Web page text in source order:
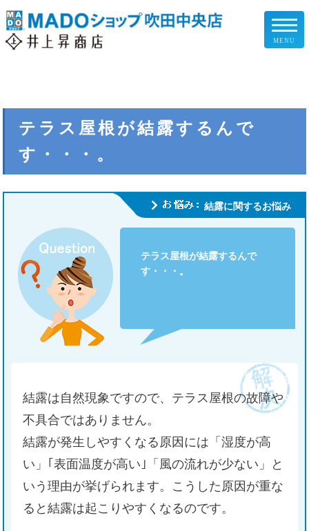
お客様の声
リフォームの流れ
企業情報
スタッフ紹介
住まいのお悩み解決策
プライバシーポリシー
採用情報
MENU
テラス屋根が結露するんで
す・・・。
結露に関するお悩み
テラス屋根が結露するんで
す・・・。
結露は自然現象ですので、テラス屋根の故障や
不具合ではありません。
結露が発生しやすくなる原因には「湿度が高
い」｢表面温度が高い｣「風の流れが少ない」と
いう理由が挙げられます。こうした原因が重な
ると結露は起こりやすくなるのです。